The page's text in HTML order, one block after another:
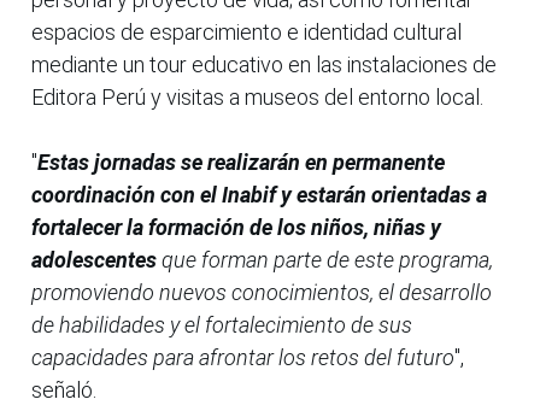
espacios de esparcimiento e identidad cultural
mediante un tour educativo en las instalaciones de
Editora Perú y visitas a museos del entorno local.
"Estas jornadas se realizarán en permanente
coordinación con el Inabif y estarán orientadas a
fortalecer la formación de los niños, niñas y
adolescentesque forman parte de este programa,
promoviendo nuevos conocimientos, el desarrollo
de habilidades y el fortalecimiento de sus
capacidades para afrontar los retos del futuro",
señaló.